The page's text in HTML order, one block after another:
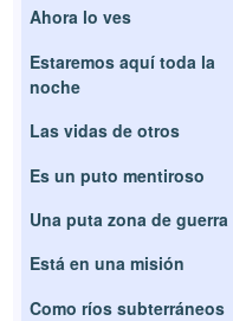
Ahora lo ves
Estaremos aquí toda la
noche
Las vidas de otros
Es un puto mentiroso
Una puta zona de guerra
Está en una misión
Como ríos subterráneos